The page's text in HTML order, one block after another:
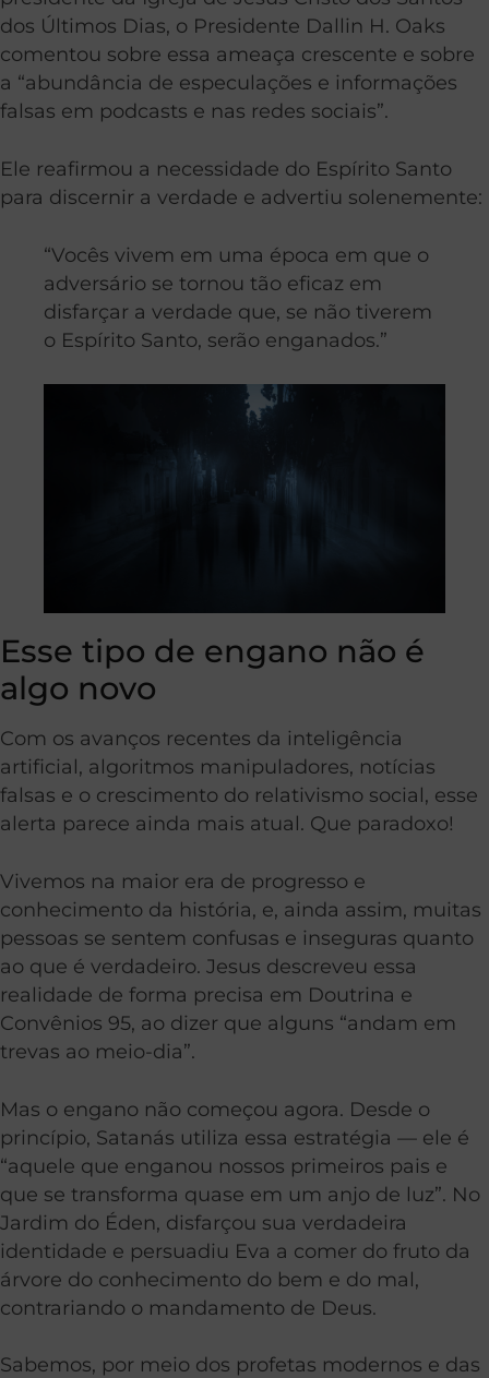
dos Últimos Dias, o Presidente Dallin H. Oaks
comentou sobre essa ameaça crescente e sobre
a “abundância de especulações e informações
falsas em podcasts e nas redes sociais”.
Ele reafirmou a necessidade do Espírito Santo
para discernir a verdade e advertiu solenemente:
“Vocês vivem em uma época em que o
adversário se tornou tão eficaz em
disfarçar a verdade que, se não tiverem
o Espírito Santo, serão enganados.”
Esse tipo de engano não é
algo novo
Com os avanços recentes da inteligência
artificial, algoritmos manipuladores, notícias
falsas e o crescimento do relativismo social, esse
alerta parece ainda mais atual. Que paradoxo!
Vivemos na maior era de progresso e
conhecimento da história, e, ainda assim, muitas
pessoas se sentem confusas e inseguras quanto
ao que é verdadeiro. Jesus descreveu essa
realidade de forma precisa em Doutrina e
Convênios 95, ao dizer que alguns “andam em
trevas ao meio-dia”.
Mas o engano não começou agora. Desde o
princípio, Satanás utiliza essa estratégia — ele é
“aquele que enganou nossos primeiros pais e
que se transforma quase em um anjo de luz”. No
Jardim do Éden, disfarçou sua verdadeira
identidade e persuadiu Eva a comer do fruto da
árvore do conhecimento do bem e do mal,
contrariando o mandamento de Deus.
Sabemos, por meio dos profetas modernos e das